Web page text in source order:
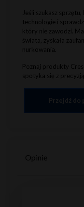
Jeśli szukasz
technologie i
który nie zawodzi.
świata, zyskała
nurkowania.
Poznaj produkty
spotyka się z precyzją.
Przejdź do
Opinie